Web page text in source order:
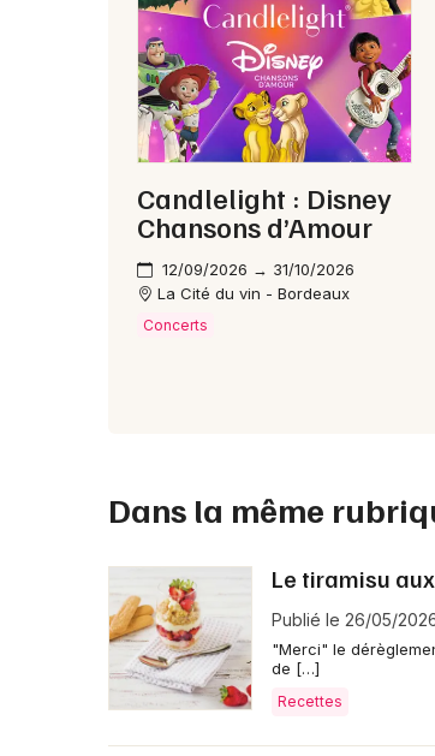
Candlelight : Disney
Chansons d’Amour
12/09/2026 → 31/10/2026
La Cité du vin - Bordeaux
Concerts
Dans la même
Le tiramisu
Publié le 26/05/
"Merci" le
de […]
Recettes